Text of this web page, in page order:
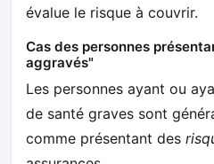
évalue le risque à couvrir.
Cas des personnes
aggravés"
Les personnes ayant ou
de santé graves sont
comme présentant des